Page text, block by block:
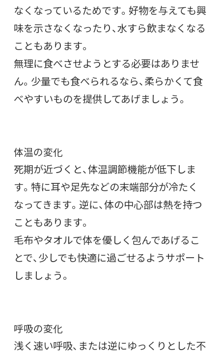
なくなっているためです。好物を与えても興
味を示さなくなったり、水すら飲まなくなる
こともあります。
無理に食べさせようとする必要はありませ
ん。少量でも食べられるなら、柔らかくて食
べやすいものを提供してあげましょう。
体温の変化
死期が近づくと、体温調節機能が低下しま
す。特に耳や足先などの末端部分が冷たく
なってきます。逆に、体の中心部は熱を持つ
こともあります。
毛布やタオルで体を優しく包んであげるこ
とで、少しでも快適に過ごせるようサポート
しましょう。
呼吸の変化
浅く速い呼吸、または逆にゆっくりとした不